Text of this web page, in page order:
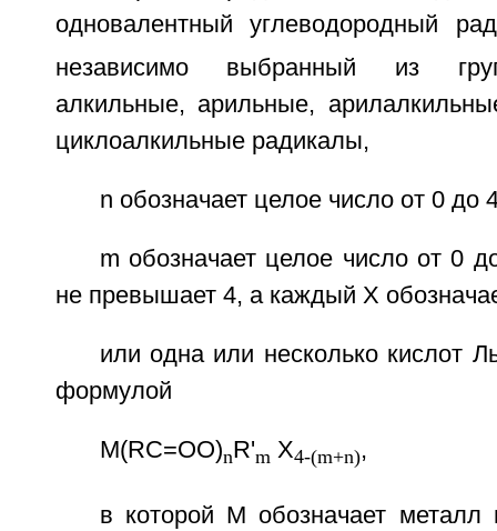
одновалентный углеводородный
независимо выбранный из
алкильные, арильные,
циклоалкильные радикалы,
n обозначает целое число от 0 до
m обозначает целое число от 0
не превышает 4, а каждый X
или одна или несколько кислот
формулой
M(RC=OO)nR'm X4-(m+n),
в которой М обозначает